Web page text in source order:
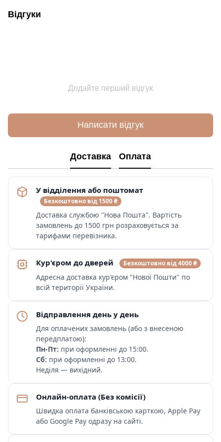
Відгуки
Додайте перший відгук
Написати відгук
Доставка Оплата
У відділення або поштомат
Безкоштовно від 1500 ₴
Доставка службою "Нова Пошта". Вартість
замовлень до 1500 грн розраховується за
тарифами перевізника.
Кур'єром до дверей Безкоштовно від 4000 ₴
Адресна доставка кур'єром "Нової Пошти" по
всій території України.
Відправлення день у день
Для оплачених замовлень (або з внесеною
передплатою):
Пн-Пт: при оформленні до 15:00.
Сб: при оформленні до 13:00.
Неділя — вихідний.
Онлайн-оплата (Без комісії)
Швидка оплата банківською карткою, Apple Pay
або Google Pay одразу на сайті.